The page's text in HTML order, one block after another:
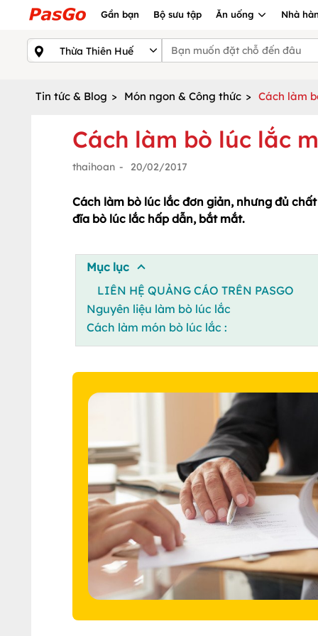
Gần bạn Bộ sưu tập Ăn uống Nhà
Tin tức & Blog > Món ngon & Công thức > Cách làm
Cách làm bò lúc lắc
thaihoan - 20/02/2017
Cách làm bò lúc lắc đơn giản, nhưng đủ
đĩa bò lúc lắc hấp dẫn, bắt mắt.
Mục lục
LIÊN HỆ QUẢNG CÁO TRÊN PASGO
Nguyên liệu làm bò lúc lắc
Cách làm món bò lúc lắc :